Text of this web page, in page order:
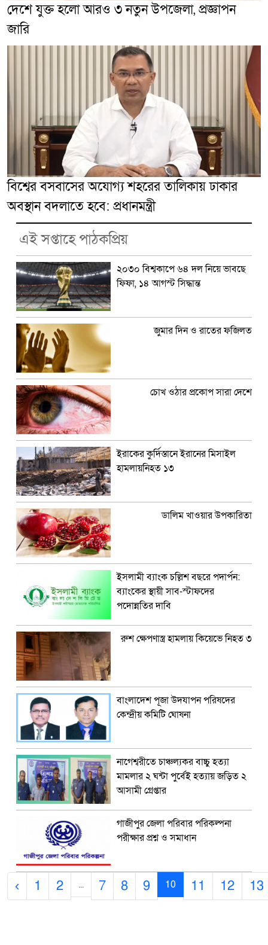
দেশে যুক্ত হলো আরও ৩ নতুন উপজেলা, প্রজ্ঞাপন
জারি
বিশ্বের বসবাসের অযোগ্য শহরের তালিকায় ঢাকার
অবস্থান বদলাতে হবে: প্রধানমন্ত্রী
এই সপ্তাহে পাঠকপ্রিয়
২০৩০ বিশ্বকাপে ৬৪ দল নিয়ে ভাবছে
ফিফা, ১৪ আগস্ট সিদ্ধান্ত
জুমার দিন ও রাতের ফজিলত
চোখ ওঠার প্রকোপ সারা দেশে
ইরাকের কুর্দিস্তানে ইরানের মিসাইল
হামলায়নিহত ১৩
ডালিম খাওয়ার উপকারিতা
ইসলামী ব্যাংক চল্লিশ বছরে পদার্পন:
ব্যাংকের স্থায়ী সাব-স্টাফদের
পদোন্নতির দাবি
রুশ ক্ষেপণাস্ত্র হামলায় কিয়েভে নিহত ৩
বাংলাদেশ পূজা উদযাপন পরিষদের
কেন্দ্রীয় কমিটি ঘোষনা
নাগেশ্বরীতে চাঞ্চল্যকর বাচ্চু হত্যা
মামলার ২ ঘন্টা পুর্বেই হত্যায় জড়িত ২
আসামী গ্রেপ্তার
গাজীপুর জেলা পরিবার পরিকল্পনা
পরীক্ষার প্রশ্ন ও সমাধান
‹ 1 2 ... 7 8 9 10 11 12 13